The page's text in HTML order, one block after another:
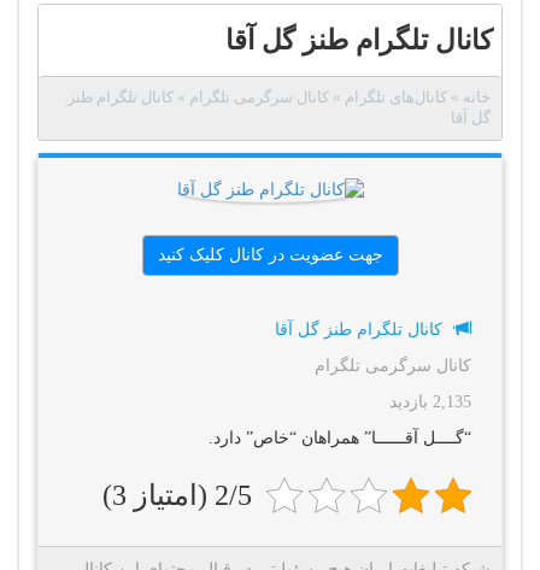
کانال تلگرام طنز گل آقا
خانه » کانال‌های تلگرام » کانال سرگرمی تلگرام » کانال تلگرام طنز
گل آقا
جهت عضویت در کانال کلیک کنید
کانال تلگرام طنز گل آقا
کانال سرگرمی تلگرام
2,135 بازدید
“گــــل آقــــــا” همراهان “خاص” دارد.
2/5 (امتیاز 3)